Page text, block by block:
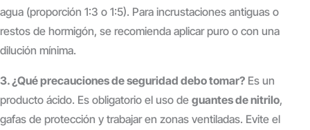
agua (proporción 1:3 o 1:5). Para incrustaciones antiguas o
restos de hormigón, se recomienda aplicar puro o con una
dilución mínima.
3. ¿Qué precauciones de seguridad debo tomar? Es un
producto ácido. Es obligatorio el uso de guantes de nitrilo,
gafas de protección y trabajar en zonas ventiladas. Evite el